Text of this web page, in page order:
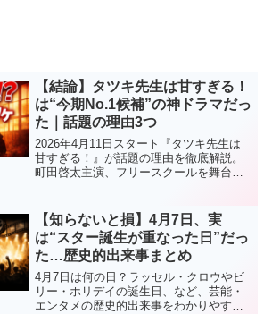
【結論】タツキ先生は甘すぎる！
は“今期No.1候補”の神ドラマだっ
た｜話題の理由3つ
2026年4月11日スタート『タツキ先生は
甘すぎる！』が話題の理由を徹底解説。
町田啓太主演、フリースクールを舞台に
【知らないと損】4月7日、実
は“スター誕生が重なった日”だっ
た…歴史的出来事まとめ
4月7日は何の日？ラッセル・クロウやビ
リー・ホリデイの誕生日、など、芸能・
エンタメの歴史的出来事をわかりやすく